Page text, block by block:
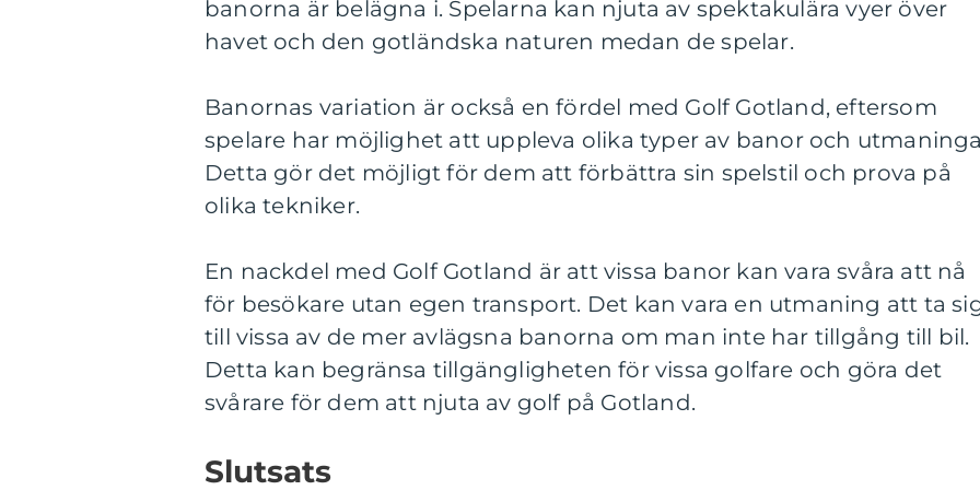
banorna är belägna i. Spelarna kan njuta av spektakulära vyer över
havet och den gotländska naturen medan de spelar.
Banornas variation är också en fördel med Golf Gotland, eftersom
spelare har möjlighet att uppleva olika typer av banor och
Detta gör det möjligt för dem att förbättra sin spelstil och prova på
olika tekniker.
En nackdel med Golf Gotland är att vissa banor kan vara svåra att nå
för besökare utan egen transport. Det kan vara en utmaning att ta
till vissa av de mer avlägsna banorna om man inte har tillgång till bil.
Detta kan begränsa tillgängligheten för vissa golfare och göra det
svårare för dem att njuta av golf på Gotland.
Slutsats